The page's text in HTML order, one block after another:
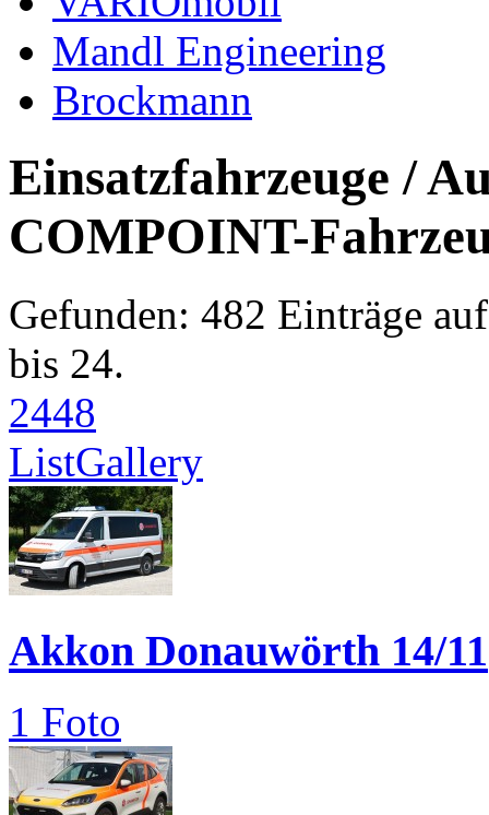
Mandl Engineering
Brockmann
Einsatzfahrzeuge /
COMPOINT-
Gefunden: 482 Einträge
bis 24.
2448
ListGallery
Akkon Donauwörth 14/11
1 Foto